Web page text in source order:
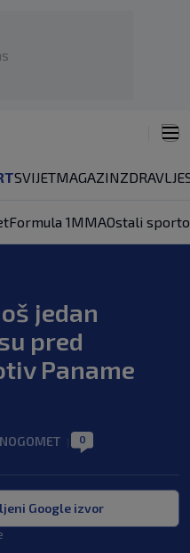
SVIJETMAGAZINZDRAVLJE
Formula 1MMAOstali
jedan
pred
Paname
NOGOMET 0
Google izvor